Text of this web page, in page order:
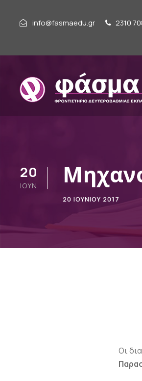
info@fasmaedu.gr 2310
20
ΙΟΎΝ
20 ΙΟΥΝΊΟΥ 2017
Οι